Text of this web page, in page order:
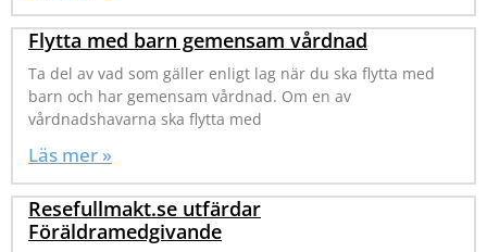
Flytta med barn gemensam vårdnad
Ta del av vad som gäller enligt lag när du ska flytta med
barn och har gemensam vårdnad. Om en av
vårdnadshavarna ska flytta med
Läs mer »
Resefullmakt.se utfärdar
Föräldramedgivande